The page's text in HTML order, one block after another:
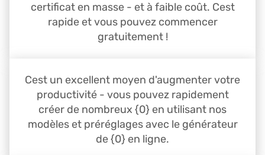
certificat en masse - et à faible coût. Cest
rapide et vous pouvez commencer
gratuitement !
Cest un excellent moyen d'augmenter votre
productivité - vous pouvez rapidement
créer de nombreux {0} en utilisant nos
modèles et préréglages avec le générateur
de {0} en ligne.